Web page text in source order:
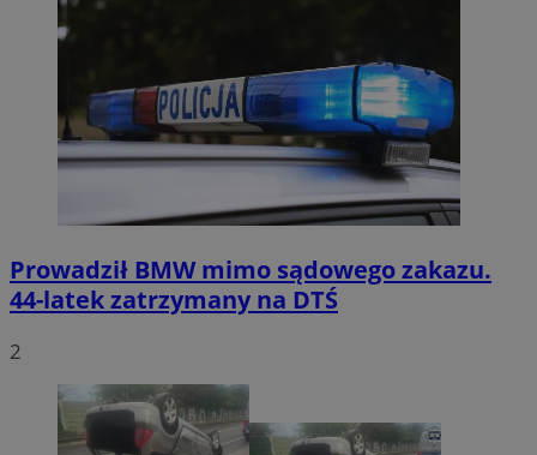
Prowadził BMW mimo sądowego zakazu.
44-latek zatrzymany na DTŚ
2